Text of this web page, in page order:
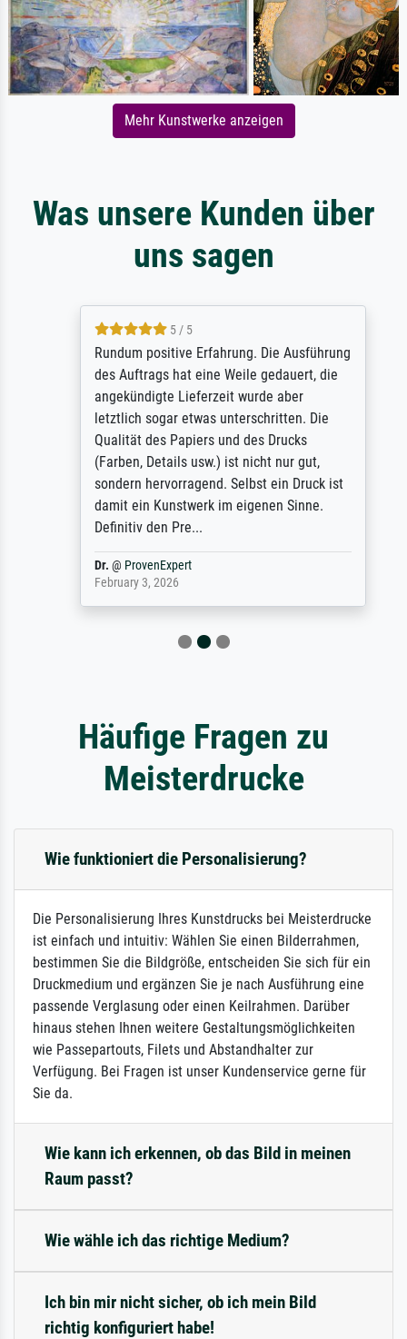
Mehr Kunstwerke anzeigen
Was unsere Kunden über
uns sagen
5 / 5
Rundum positive Erfahrung. Die Ausführung
des Auftrags hat eine Weile gedauert, die
angekündigte Lieferzeit wurde aber
letztlich sogar etwas unterschritten. Die
Qualität des Papiers und des Drucks
(Farben, Details usw.) ist nicht nur gut,
sondern hervorragend. Selbst ein Druck ist
damit ein Kunstwerk im eigenen Sinne.
Definitiv den Pre...
@ProvenExpert
February 3, 2026
Häufige Fragen zu
Meisterdrucke
Wie funktioniert die Personalisierung?
Die Personalisierung Ihres Kunstdrucks bei Meisterdrucke
ist einfach und intuitiv: Wählen Sie einen Bilderrahmen,
bestimmen Sie die Bildgröße, entscheiden Sie sich für ein
Druckmedium und ergänzen Sie je nach Ausführung eine
passende Verglasung oder einen Keilrahmen. Darüber
hinaus stehen Ihnen weitere Gestaltungsmöglichkeiten
wie Passepartouts, Filets und Abstandhalter zur
Verfügung. Bei Fragen ist unser Kundenservice gerne für
Sie da.
Wie kann ich erkennen, ob das Bild in meinen
Raum passt?
Wie wähle ich das richtige Medium?
Ich bin mir nicht sicher, ob ich mein Bild
richtig konfiguriert habe!